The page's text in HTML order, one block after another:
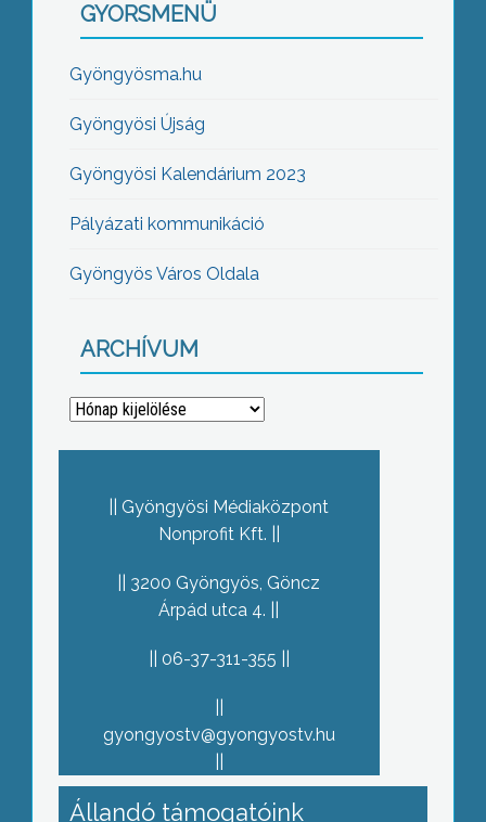
GYORSMENÜ
Gyöngyösma.hu
Gyöngyösi Újság
Gyöngyösi Kalendárium 2023
Pályázati kommunikáció
Gyöngyös Város Oldala
ARCHÍVUM
Archívum
Gyöngyösi Médiaközpont
Nonprofit Kft.
3200 Gyöngyös, Göncz
Árpád utca 4.
06-37-311-355
gyongyostv@gyongyostv.hu
Állandó támogatóink